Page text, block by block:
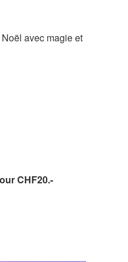
avec magie et
CHF20.-